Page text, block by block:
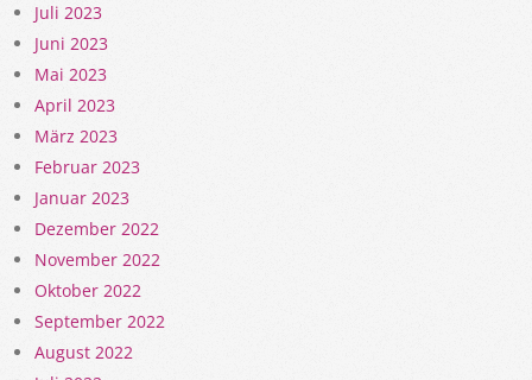
Juli 2023
Juni 2023
Mai 2023
April 2023
März 2023
Februar 2023
Januar 2023
Dezember 2022
November 2022
Oktober 2022
September 2022
August 2022